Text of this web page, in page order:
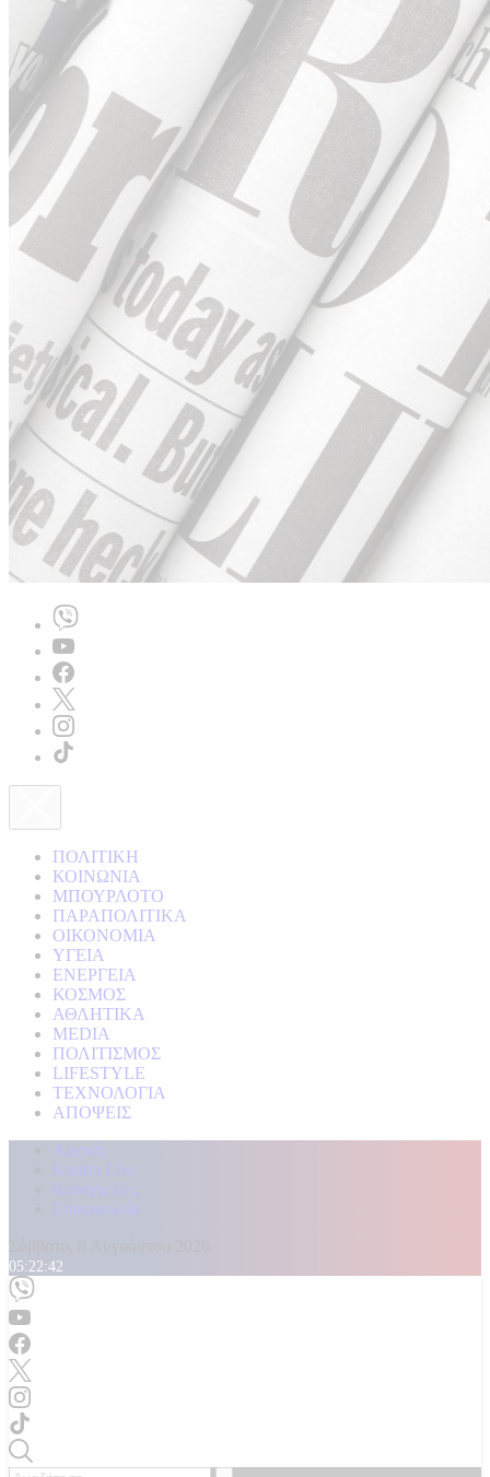
ΠΟΛΙΤΙΚΗ
ΚΟΙΝΩΝΙΑ
ΜΠΟΥΡΛΟΤΟ
ΠΑΡΑΠΟΛΙΤΙΚΑ
ΟΙΚΟΝΟΜΙΑ
ΥΓΕΙΑ
ΕΝΕΡΓΕΙΑ
ΚΟΣΜΟΣ
ΑΘΛΗΤΙΚΑ
MEDIA
ΠΟΛΙΤΙΣΜΟΣ
LIFESTYLE
ΤΕΧΝΟΛΟΓΙΑ
ΑΠΟΨΕΙΣ
Αρχική
Kontra Live
Καταγγελίες
Επικοινωνία
05:22:44